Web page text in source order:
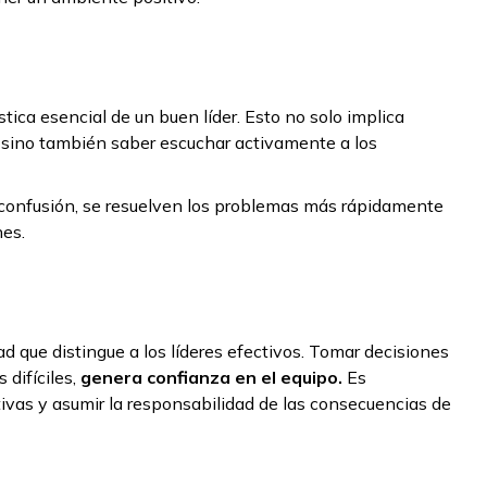
esencial de un buen líder. Esto no solo implica
también saber escuchar activamente a los
se resuelven los problemas más rápidamente
que distingue a los líderes efectivos. Tomar decisiones
difíciles, genera confianza en el equipo. Es
y asumir la responsabilidad de las consecuencias de